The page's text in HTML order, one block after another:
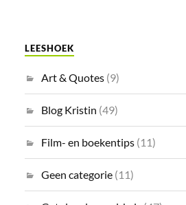
LEESHOEK
Art & Quotes (9)
Blog Kristin (49)
Film- en boekentips (11)
Geen categorie (11)